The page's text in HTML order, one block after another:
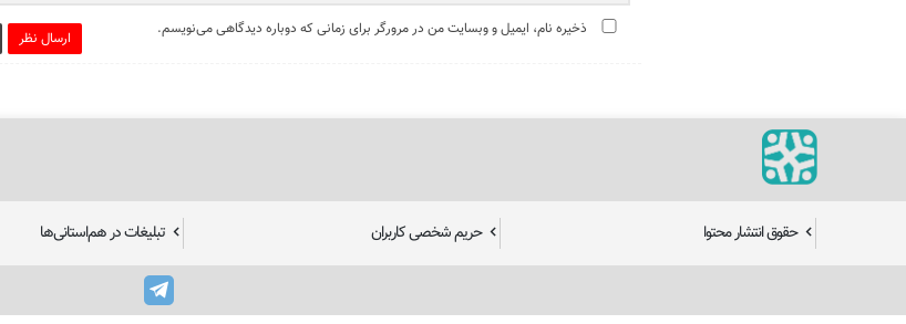
ارسال نظر ذخیره نام، ایمیل و وبسایت من در مرورگر برای زمانی که دوباره دیدگاهی می‌نویسم.
حقوق انتشار محتوا حریم شخصی کاربران تبلیغات در هم‌استانی‌ها